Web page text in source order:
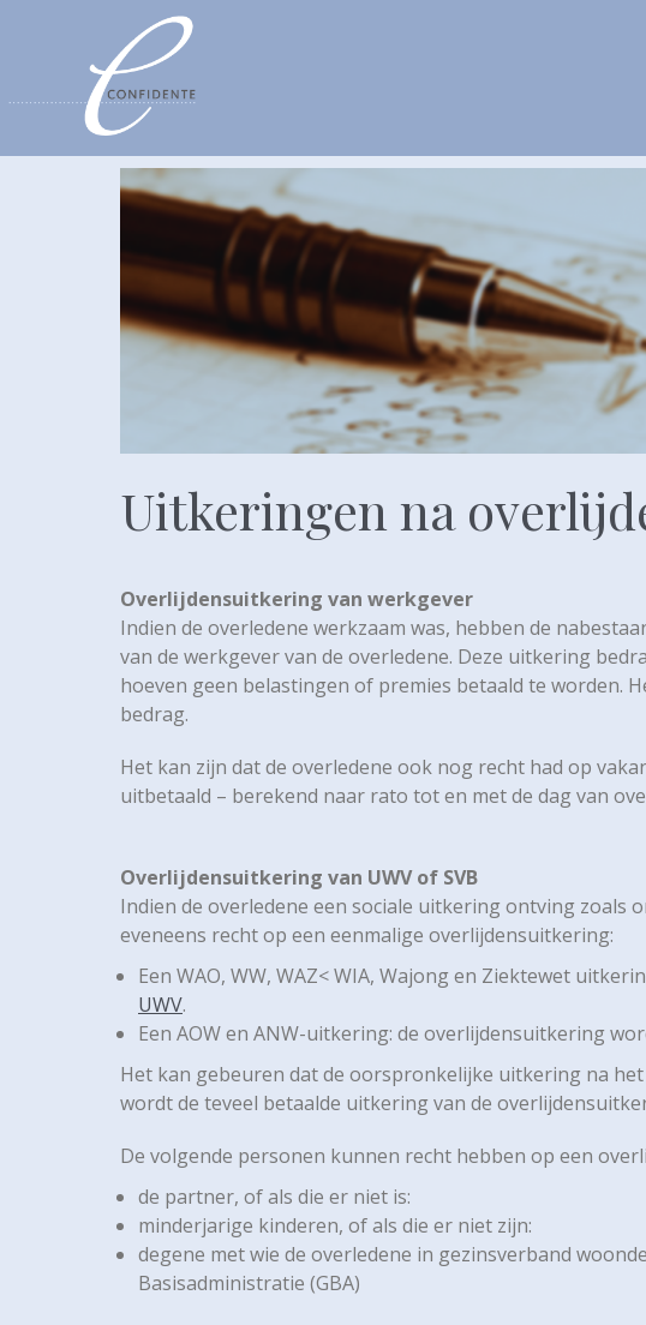
Uitkeringen na
Overlijdensuitkering van werkgever
Indien de overledene werkzaam was, hebben de
van de werkgever van de overledene. Deze uitkering
hoeven geen belastingen of premies betaald te worden.
bedrag.
Het kan zijn dat de overledene ook nog recht had op
uitbetaald – berekend naar rato tot en met de dag van
Overlijdensuitkering van UWV of SVB
Indien de overledene een sociale uitkering ontving zoals
eveneens recht op een eenmalige overlijdensuitkering:
Een WAO, WW, WAZ< WIA, Wajong en Ziektewet
UWV.
Een AOW en ANW-uitkering: de overlijdensuitkering
Het kan gebeuren dat de oorspronkelijke uitkering na
wordt de teveel betaalde uitkering van de
De volgende personen kunnen recht hebben op een
de partner, of als die er niet is:
minderjarige kinderen, of als die er niet zijn:
degene met wie de overledene in gezinsverband
Basisadministratie (GBA)